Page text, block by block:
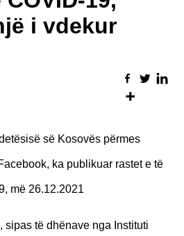
i vdekur
së Kosovës përmes
ka publikuar rastet e të
më 26.12.2021
sipas të dhënave nga Instituti